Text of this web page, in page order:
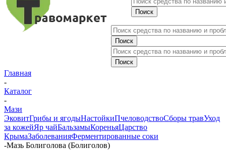
Главная
-
Каталог
-
Мази
ЭковитГрибы и ягодыНастойкиПчеловодствоСборы травУход
за кожейЯр чайБальзамыКореньяЦарство
КрымаЗаболеванияФерментированные соки
-Мазь Болиголова (Болиголов)